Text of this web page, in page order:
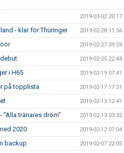
2019-03-02 20:17
- klar för Thüringer 2019-02-28 11:56
2019-02-27 09:59
2019-02-25 22:44
i H65 2019-02-19 07:41
på topplista 2019-02-17 17:51
2019-02-13 12:41
"Alla tränares dröm" 2019-02-13 03:32
2020 2019-02-12 07:04
backup 2019-02-07 22:05